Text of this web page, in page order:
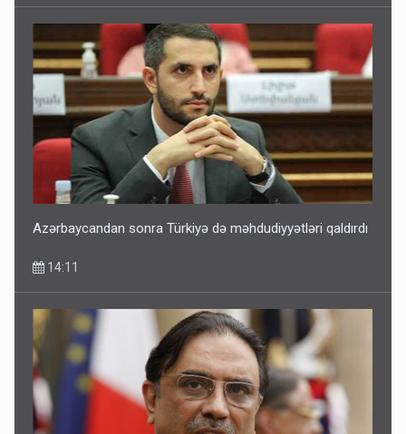
Azərbaycandan sonra Türkiyə də məhdudiyyətləri qaldırdı
14:11